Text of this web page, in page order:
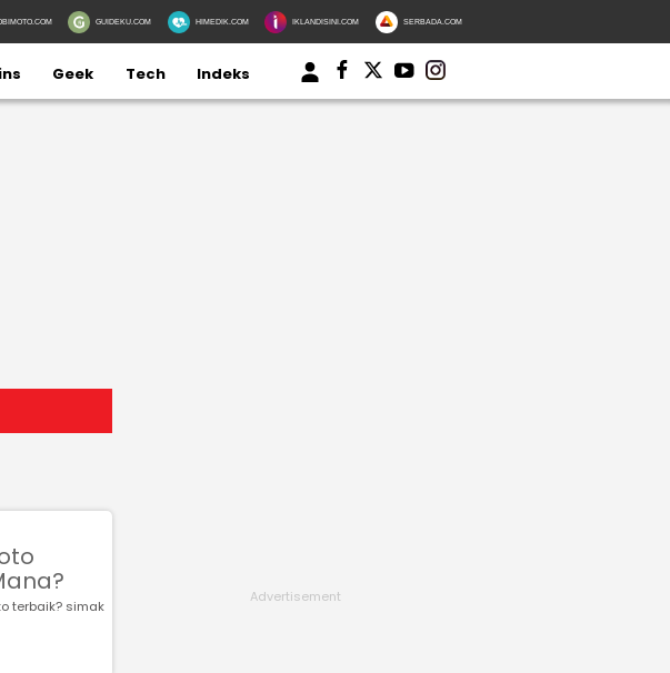
GUIDEKU.COM HIMEDIK.COM IKLANDISINI.COM SERBADA.COM
Geek Tech Indeks
terbaik? simak